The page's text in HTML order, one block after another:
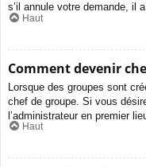
s’il annule votre demande, il
Haut
Comment devenir
Lorsque des groupes sont
chef de groupe. Si vous
l’administrateur en premier
Haut